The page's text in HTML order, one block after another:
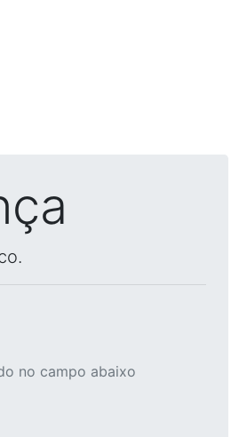
no campo abaixo